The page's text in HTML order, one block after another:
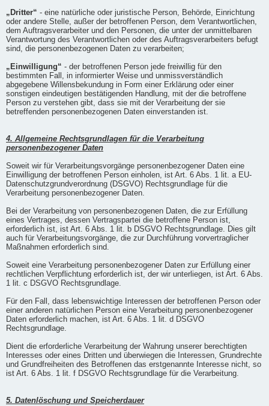
„Dritter“ - eine natürliche oder juristische Person, Behörde, Einrichtung
oder andere Stelle, außer der betroffenen Person, dem Verantwortlichen,
dem Auftragsverarbeiter und den Personen, die unter der unmittelbaren
Verantwortung des Verantwortlichen oder des Auftragsverarbeiters befugt
sind, die personenbezogenen Daten zu verarbeiten;
„Einwilligung“ - der betroffenen Person jede freiwillig für den
bestimmten Fall, in informierter Weise und unmissverständlich
abgegebene Willensbekundung in Form einer Erklärung oder einer
sonstigen eindeutigen bestätigenden Handlung, mit der die betroffene
Person zu verstehen gibt, dass sie mit der Verarbeitung der sie
betreffenden personenbezogenen Daten einverstanden ist.
4. Allgemeine Rechtsgrundlagen für die Verarbeitung
personenbezogener Daten
Soweit wir für Verarbeitungsvorgänge personenbezogener Daten eine
Einwilligung der betroffenen Person einholen, ist Art. 6 Abs. 1 lit. a EU-
Datenschutzgrundverordnung (DSGVO) Rechtsgrundlage für die
Verarbeitung personenbezogener Daten.
Bei der Verarbeitung von personenbezogenen Daten, die zur Erfüllung
eines Vertrages, dessen Vertragspartei die betroffene Person ist,
erforderlich ist, ist Art. 6 Abs. 1 lit. b DSGVO Rechtsgrundlage. Dies gilt
auch für Verarbeitungsvorgänge, die zur Durchführung vorvertraglicher
Maßnahmen erforderlich sind.
Soweit eine Verarbeitung personenbezogener Daten zur Erfüllung einer
rechtlichen Verpflichtung erforderlich ist, der wir unterliegen, ist Art. 6 Abs.
1 lit. c DSGVO Rechtsgrundlage.
Für den Fall, dass lebenswichtige Interessen der betroffenen Person oder
einer anderen natürlichen Person eine Verarbeitung personenbezogener
Daten erforderlich machen, ist Art. 6 Abs. 1 lit. d DSGVO
Rechtsgrundlage.
Dient die erforderliche Verarbeitung der Wahrung unserer berechtigten
Interesses oder eines Dritten und überwiegen die Interessen, Grundrechte
und Grundfreiheiten des Betroffenen das erstgenannte Interesse nicht, so
ist Art. 6 Abs. 1 lit. f DSGVO Rechtsgrundlage für die Verarbeitung.
5. Datenlöschung und Speicherdauer